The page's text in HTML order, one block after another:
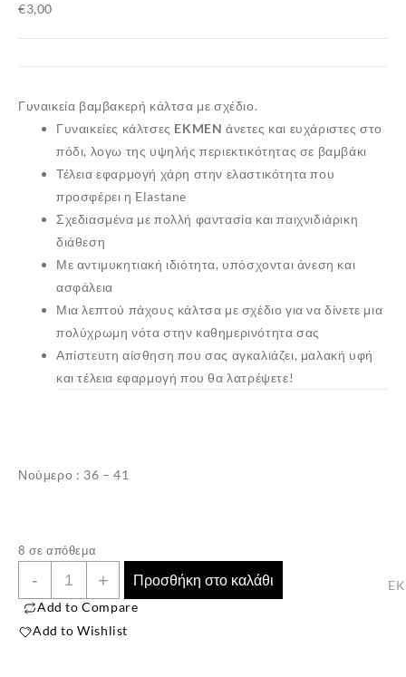
€3,00
Γυναικεία βαμβακερή κάλτσα με σχέδιο.
Γυναικείες κάλτσες EKMEN άνετες και ευχάριστες στο
πόδι, λογω της υψηλής περιεκτικότητας σε βαμβάκι
Τέλεια εφαρμογή χάρη στην ελαστικότητα που
προσφέρει η Elastane
Σχεδιασμένα με πολλή φαντασία και παιχνιδιάρικη
διάθεση
Με αντιμυκητιακή ιδιότητα, υπόσχονται άνεση και
ασφάλεια
Μια λεπτού πάχους κάλτσα με σχέδιο για να δίνετε μια
πολύχρωμη νότα στην καθημερινότητα σας
Απίστευτη αίσθηση που σας αγκαλιάζει, μαλακή υφή
και τέλεια εφαρμογή που θα λατρέψετε!
Νούμερο : 36 – 41
8 σε απόθεμα
-
Γυναικείες
Βαμβακερές
”ΕΚΜΕΝ”
+
Προσθήκη στο καλάθι
Add to Compare
Add to Wishlist